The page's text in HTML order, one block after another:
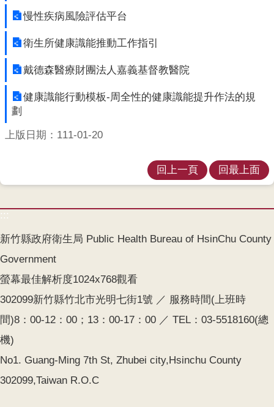
核
菌
素
測
驗
兒
牙
醫
療
材
回
站
慢性疾病風險評估平台
衛生所健康識能推動工作指引
戴德森醫療財團法人嘉義基督教醫院
健康識能行動模板-周全性的健康識能提升作法的規
劃
上版日期：111-01-20
回上一頁 回最上面
:::
新竹縣政府衛生局 Public Health Bureau of HsinChu County
Government
螢幕最佳解析度1024x768觀看
302099新竹縣竹北市光明七街1號 ／ 服務時間(上班時
間)8：00-12：00；13：00-17：00 ／ TEL：03-5518160(總
機)
No1. Guang-Ming 7th St, Zhubei city,Hsinchu County
302099,Taiwan R.O.C